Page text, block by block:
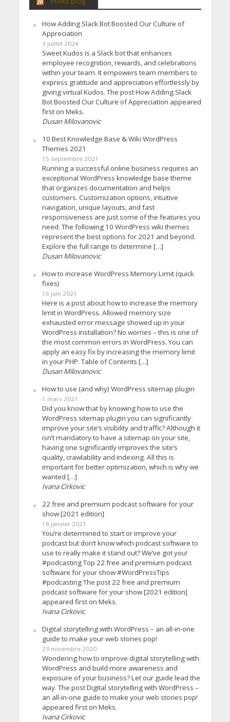
How Adding Slack Bot Boosted Our Culture of
Appreciation
3 juillet 2024
Sweet Kudos is a Slack bot that enhances
employee recognition, rewards, and celebrations
within your team. It empowers team members to
express gratitude and appreciation effortlessly by
giving virtual Kudos. The post How Adding Slack
Bot Boosted Our Culture of Appreciation appeared
first on Meks.
Dusan Milovanovic
10 Best Knowledge Base & Wiki WordPress
Themes 2021
15 septembre 2021
Running a successful online business requires an
exceptional WordPress knowledge base theme
that organizes documentation and helps
customers. Customization options, intuitive
navigation, unique layouts, and fast
responsiveness are just some of the features you
need. The following 10 WordPress wiki themes
represent the best options for 2021 and beyond.
Explore the full range to determine […]
Dusan Milovanovic
How to increase WordPress Memory Limit (quick
fixes)
16 juin 2021
Here is a post about how to increase the memory
limit in WordPress. Allowed memory size
exhausted error message showed up in your
WordPress installation? No worries – this is one of
the most common errors in WordPress. You can
apply an easy fix by increasing the memory limit
in your PHP. Table of Contents […]
Dusan Milovanovic
How to use (and why) WordPress sitemap plugin
1 mars 2021
Did you know that by knowing how to use the
WordPress sitemap plugin you can significantly
improve your site’s visibility and traffic? Although it
isn’t mandatory to have a sitemap on your site,
having one significantly improves the site’s
quality, crawlability and indexing. All this is
important for better optimization, which is why we
wanted […]
Ivana Cirkovic
22 free and premium podcast software for your
show [2021 edition]
18 janvier 2021
You’re determined to start or improve your
podcast but don’t know which podcast software to
use to really make it stand out? We’ve got you!
#podcasting Top 22 free and premium podcast
software for your show #WordPressTips
#podcasting The post 22 free and premium
podcast software for your show [2021 edition]
appeared first on Meks.
Ivana Cirkovic
Digital storytelling with WordPress – an all-in-one
guide to make your web stories pop!
23 novembre 2020
Wondering how to improve digital storytelling with
WordPress and build more awareness and
exposure of your business? Let our guide lead the
way. The post Digital storytelling with WordPress –
an all-in-one guide to make your web stories pop!
appeared first on Meks.
Ivana Cirkovic